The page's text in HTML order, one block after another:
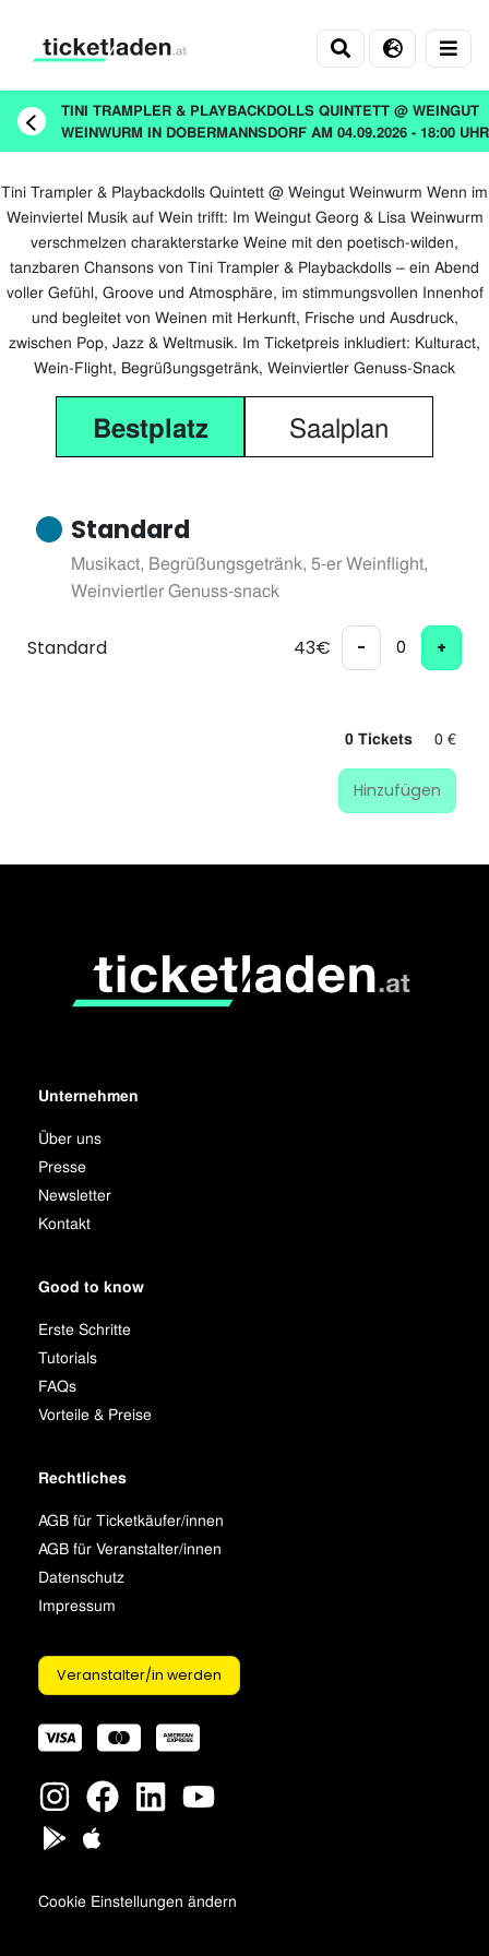
Ticketladen
TINI TRAMPLER & PLAYBACKDOLLS QUINTETT @ WEINGUT
WEINWURM IN DOBERMANNSDORF AM 04.09.2026 - 18:00 UHR
Tini Trampler & Playbackdolls Quintett @ Weingut Weinwurm Wenn im
Weinviertel Musik auf Wein trifft: Im Weingut Georg & Lisa Weinwurm
verschmelzen charakterstarke Weine mit den poetisch-wilden,
tanzbaren Chansons von Tini Trampler & Playbackdolls – ein Abend
voller Gefühl, Groove und Atmosphäre, im stimmungsvollen Innenhof
und begleitet von Weinen mit Herkunft, Frische und Ausdruck,
zwischen Pop, Jazz & Weltmusik. Im Ticketpreis inkludiert: Kulturact,
Wein-Flight, Begrüßungsgetränk, Weinviertler Genuss-Snack
Bestplatz Saalplan
Standard
Musikact, Begrüßungsgetränk, 5-er Weinflight,
Weinviertler Genuss-snack
Standard 43€ - +
0 Tickets 0 €
Hinzufügen
Unternehmen
Über uns
Presse
Newsletter
Kontakt
Good to know
Erste Schritte
Tutorials
FAQs
Vorteile & Preise
Rechtliches
AGB für Ticketkäufer/innen
AGB für Veranstalter/innen
Datenschutz
Impressum
Veranstalter/in werden
Cookie Einstellungen ändern